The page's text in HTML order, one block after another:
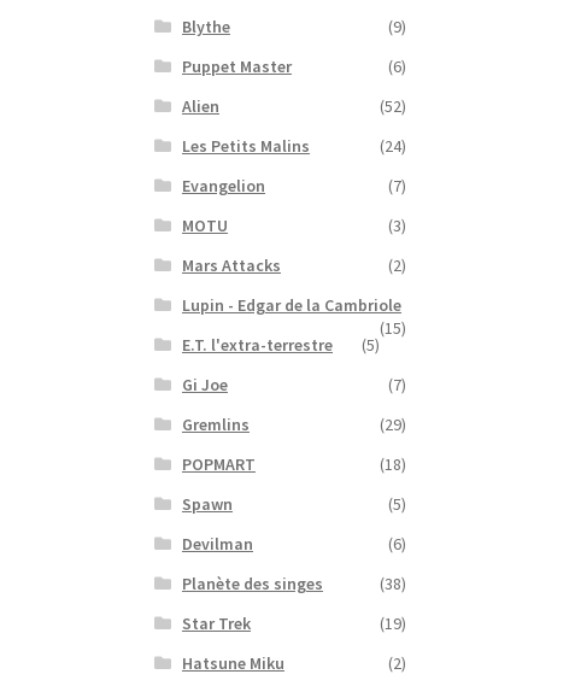
Blythe
(9)
Puppet Master
(6)
Alien
(52)
Les Petits Malins
(24)
Evangelion
(7)
MOTU
(3)
Mars Attacks
(2)
Lupin - Edgar de la Cambriole
(15)
E.T. l'extra-terrestre
(5)
Gi Joe
(7)
Gremlins
(29)
POPMART
(18)
Spawn
(5)
Devilman
(6)
Planète des singes
(38)
Star Trek
(19)
Hatsune Miku
(2)